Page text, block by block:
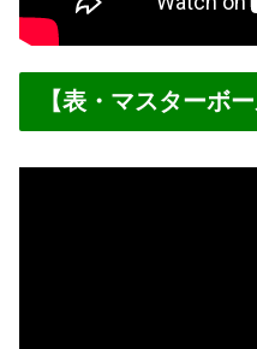
【表・マスターボ